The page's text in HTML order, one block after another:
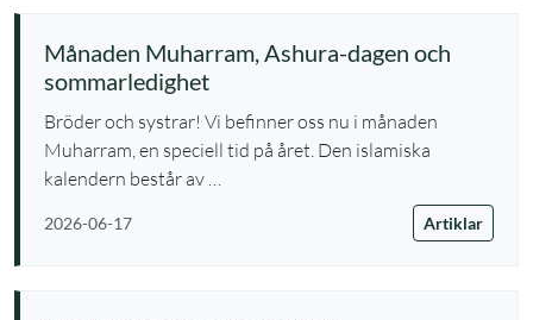
Månaden Muharram, Ashura-dagen och
sommarledighet
Bröder och systrar! Vi befinner oss nu i månaden
Muharram, en speciell tid på året. Den islamiska
kalendern består av …
2026-06-17 Artiklar